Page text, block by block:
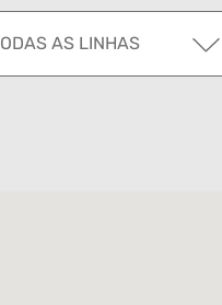
AS LINHAS